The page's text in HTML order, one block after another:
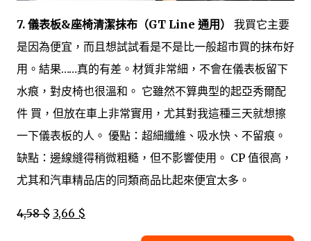
7. 儀表板&座椅清潔抹布（GT Line 通用）
我買它主要
是因為便宜，而且想試試看是不是比一般超市買的抹布好
用。結果……真的有差。材質非常細，不會在儀表板留下
水痕，對皮椅也很溫和。 它雖然不算典型的起亞秀爾配
件 買，但放在車上非常實用，尤其對我這種三天就想擦
一下儀表板的人。 優點：超細纖維、吸水快、不留痕。
缺點：邊線縫得稍微粗糙，但不影響使用。 CP 值很高，
尤其和汽車精品店的同類商品比起來便宜太多。
4,58 $ 3,66 $